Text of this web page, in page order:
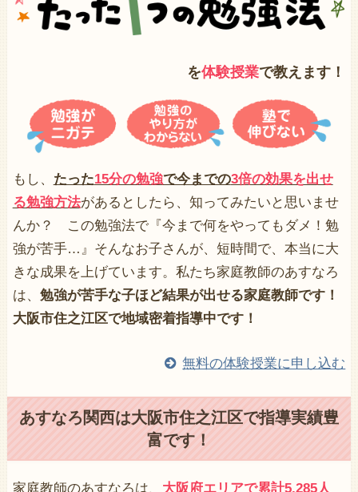
を体験授業で教えます！
もし、 たった15分の勉強で今までの3倍の効果を出せ
る勉強方法があるとしたら、知ってみたいと思いませ
んか？ この勉強法で『今まで何をやってもダメ！勉
強が苦手…』そんなお子さんが、短時間で、本当に大
きな成果を上げています。私たち家庭教師のあすなろ
は、 勉強が苦手な子ほど結果が出せる家庭教師です！
大阪市住之江区で地域密着指導中です！
無料の体験授業に申し込む
あすなろ関西は大阪市住之江区で指導実績豊
富です！
家庭教師のあすなろは、 大阪府エリアで累計5,285人